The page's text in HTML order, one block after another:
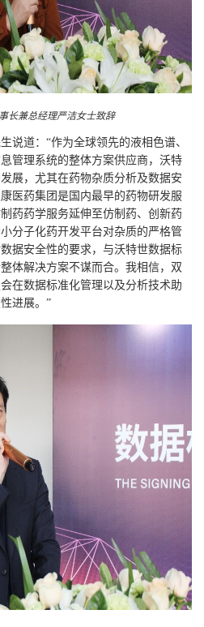
长兼总经理严洁女士致辞
说道：“作为全球领先的液相色谱、
管理系统的整体方案供应商，沃特
展，尤其在药物杂质分析及数据安
医药集团是国内最早的药物研发服
药药学服务延伸至仿制药、创新药
分子化药开发平台对杂质的严格管
据安全性的要求，与沃特世数据标
体解决方案不谋而合。我相信，双
在数据标准化管理以及分析技术助
进展。”